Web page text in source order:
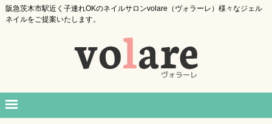
阪急茨木市駅近く子連れOKのネイルサロンvolare（ヴォラーレ）様々なジェル
ネイルをご提案いたします。